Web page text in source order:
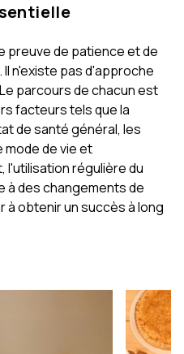
preuve de patience et de
n'existe pas d'approche
parcours de chacun est
facteurs tels que la
de santé général, les
de vie et
l'utilisation régulière du
à des changements de
à obtenir un succès à long